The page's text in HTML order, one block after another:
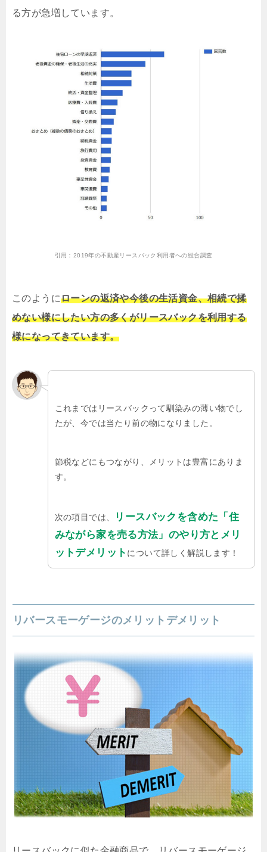
る方が急増しています。
引用： 2019年の不動産リースバック利用者への総合調査
このようにローンの返済や今後の生活資金、相続で揉
めない様にしたい方の多くがリースバックを利用する
様になってきています。
これまではリースバックって馴染みの薄い物でし
たが、今では当たり前の物になりました。
節税などにもつながり、メリットは豊富にありま
す。
次の項目では、
リースバックを含めた「住
みながら家を売る方法」のやり方とメリ
ットデメリット について詳しく解説します！
リバースモーゲージのメリットデメリット